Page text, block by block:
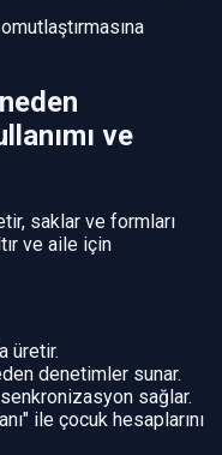
ve
saklar ve formları
ve aile için
üretir.
denetimler sunar.
sağlar.
ile çocuk hesaplarını